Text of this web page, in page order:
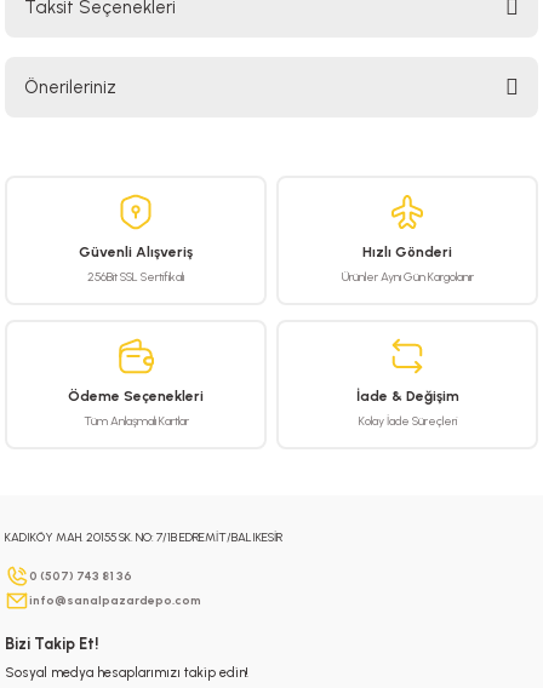
Bu ürüne ilk yorumu siz yapın!
Taksit Seçenekleri
Önerileriniz
Görüş ve önerileriniz için teşekkür ederiz.
Ürün resmi kalitesiz, bozuk veya görüntülenemiyor.
Ürün bilgilerinde hatalar bulunuyor.
Ürün fiyatı diğer sitelerden daha pahalı.
Bu ürüne benzer farklı alternatifler olmalı.
Güvenli Alışveriş
256Bit SSL Sertifikalı
Hızlı Gönderi
Ürünler Aynı Gün Kargolanır
Ödeme Seçenekleri
Tüm Anlaşmalı Kartlar
İade & Değişim
Kolay İade Süreçleri
KADIKÖY MAH. 20155 SK. NO: 7/1B EDREMİT/BALIKESİR
0 (507) 743 81 36
info@sanalpazardepo.com
Bizi Takip Et!
Sosyal medya hesaplarımızı takip edin!